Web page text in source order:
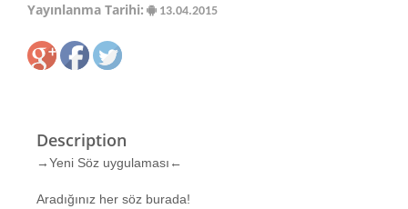
Yayınlanma Tarihi: 13.04.2015
Description
→Yeni Söz uygulaması←
Aradığınız her söz burada!